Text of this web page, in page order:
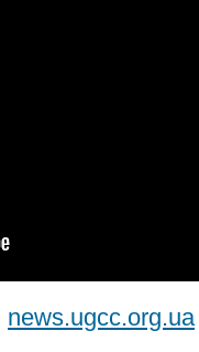
news.ugcc.org.ua